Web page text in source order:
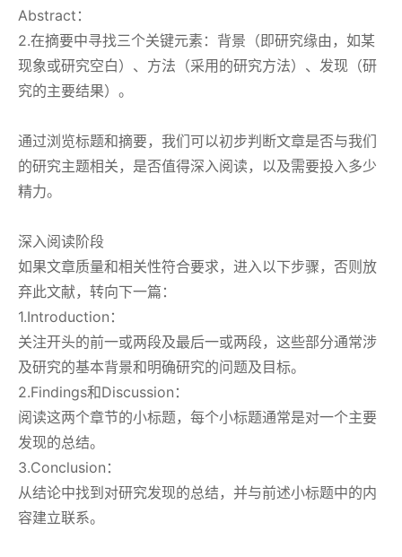
Abstract：
2.在摘要中寻找三个关键元素：背景（即研究缘由，如某
现象或研究空白）、方法（采用的研究方法）、发现（研
究的主要结果）。
通过浏览标题和摘要，我们可以初步判断文章是否与我们
的研究主题相关，是否值得深入阅读，以及需要投入多少
精力。
深入阅读阶段
如果文章质量和相关性符合要求，进入以下步骤，否则放
弃此文献，转向下一篇：
1.Introduction：
关注开头的前一或两段及最后一或两段，这些部分通常涉
及研究的基本背景和明确研究的问题及目标。
2.Findings和Discussion：
阅读这两个章节的小标题，每个小标题通常是对一个主要
发现的总结。
3.Conclusion：
从结论中找到对研究发现的总结，并与前述小标题中的内
容建立联系。